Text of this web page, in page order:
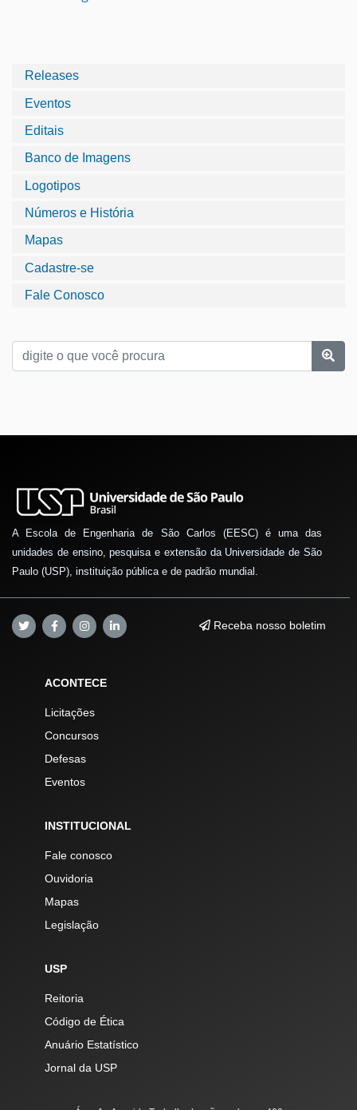
Releases
Eventos
Editais
Banco de Imagens
Logotipos
Números e História
Mapas
Cadastre-se
Fale Conosco
A Escola de Engenharia de São Carlos (EESC) é uma das
unidades de ensino, pesquisa e extensão da Universidade de São
Paulo (USP), instituição pública e de padrão mundial.
Receba nosso boletim
ACONTECE
Licitações
Concursos
Defesas
Eventos
INSTITUCIONAL
Fale conosco
Ouvidoria
Mapas
Legislação
USP
Reitoria
Código de Ética
Anuário Estatístico
Jornal da USP